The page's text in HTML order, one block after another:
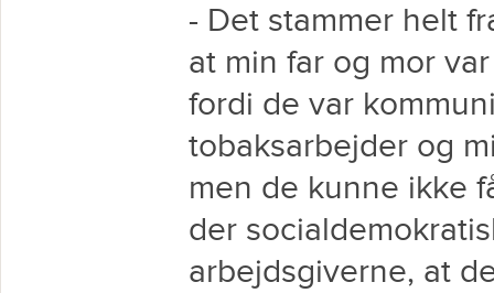
- Det stammer helt
at min far og mor
fordi de var
tobaksarbejder og
men de kunne ikke
der
arbejdsgiverne, at